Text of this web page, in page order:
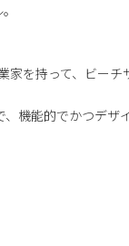
家を持って、ビーチ
機能的でかつデザ